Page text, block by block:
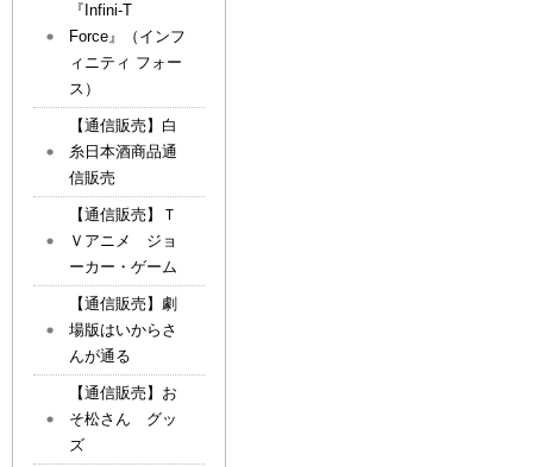
『Infini-T
Force』（インフ
ィニティ フォー
ス）
【通信販売】白
糸日本酒商品通
信販売
【通信販売】Ｔ
Ｖアニメ ジョ
ーカー・ゲーム
【通信販売】劇
場版はいからさ
んが通る
【通信販売】お
そ松さん グッ
ズ